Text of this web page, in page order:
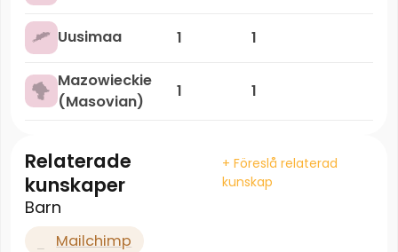
Uusimaa 1 1
Mazowieckie
(Masovian)
1 1
Relaterade
kunskaper
+ Föreslå relaterad
kunskap
Barn
Mailchimp